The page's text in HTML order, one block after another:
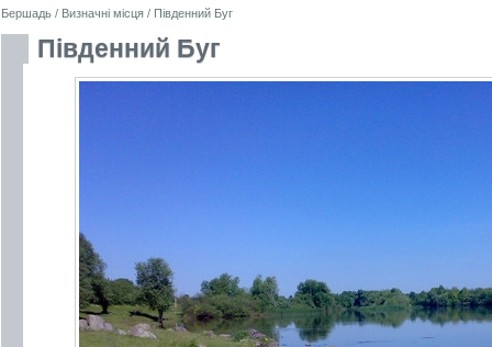
Бершадь / Визначні місця / Південний Буг
Південний Буг